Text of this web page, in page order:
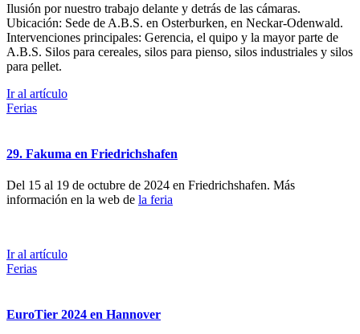
Ilusión por nuestro trabajo delante y detrás de las cámaras.
Ubicación: Sede de A.B.S. en Osterburken, en Neckar-Odenwald.
Intervenciones principales: Gerencia, el quipo y la mayor parte de
A.B.S. Silos para cereales, silos para pienso, silos industriales y silos
para pellet.
Ir al artículo
Ferias
29. Fakuma en Friedrichshafen
Del 15 al 19 de octubre de 2024 en Friedrichshafen. Más
información en la web de la feria
Ir al artículo
Ferias
EuroTier 2024 en Hannover